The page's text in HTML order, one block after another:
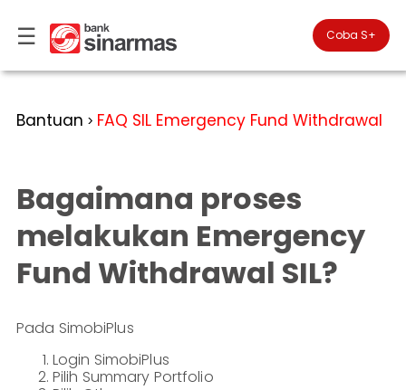
☰× 
#FinansialLebihBaik
Kategori
Bantuan
Deposito
Kartu
Kredit
Bancasurance
SimobiPlus
di
Perbankan
Personal
Perbankan
Prioritas
Teman
KPR
Layanan
Coba
SimobiPlus
Coba S+
Bantuan > FAQ SIL Emergency Fund Withdrawal
Bagaimana proses
melakukan Emergency
Fund Withdrawal SIL?
Pada SimobiPlus
Login SimobiPlus
Pilih Summary Portfolio